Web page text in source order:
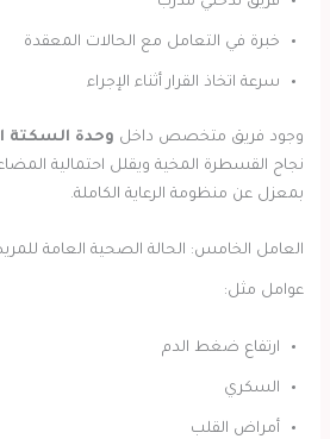
خبرة في التعامل مع الحالات المعقدة
سرعة اتخاذ القرار أثناء الإجراء
وجود فريق متخصص داخل وحدة السكتة
نجاح القسطرة المخية ويقلل احتمالية
بمعزل عن منظومة الرعاية الكاملة.
العامل الخامس: الحالة الصحية العامة
عوامل مثل:
ارتفاع ضغط الدم
السكري
أمراض القلب